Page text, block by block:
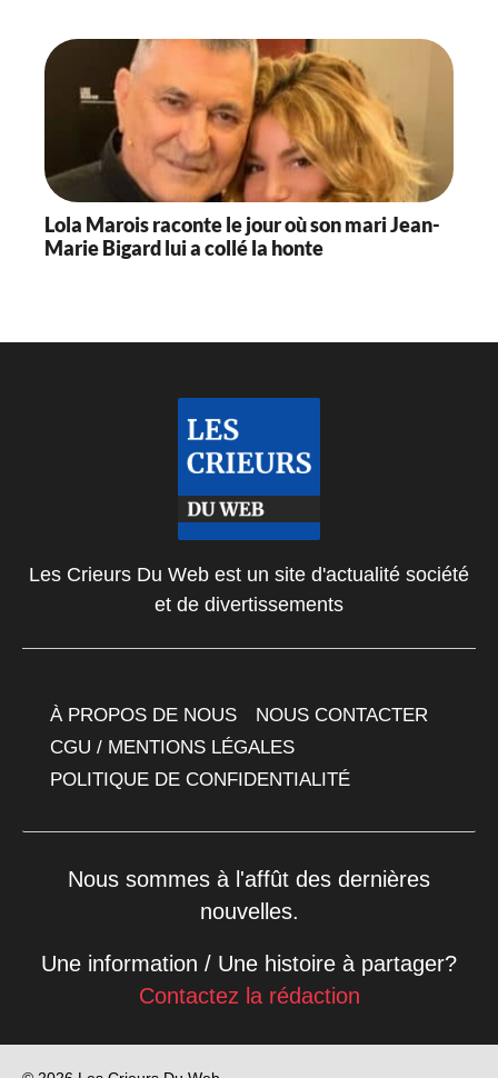
Lola Marois raconte le jour où son mari Jean-
Marie Bigard lui a collé la honte
Les Crieurs Du Web est un site d'actualité société
et de divertissements
À PROPOS DE NOUS
NOUS CONTACTER
CGU / MENTIONS LÉGALES
POLITIQUE DE CONFIDENTIALITÉ
Nous sommes à l'affût des dernières
nouvelles.
Une information / Une histoire à partager?
Contactez la rédaction